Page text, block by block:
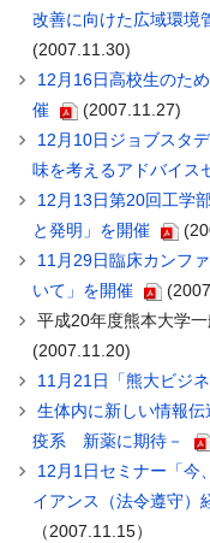
改善に向けた広域環境
(2007.11.30)
12月16日高校生のた
催
(2007.11.27)
12月10日ジョブスタ
味を考えるアドバイス
12月13日第20回工学
と発明」を開催
11月29日臨床カンフ
いて」を開催
平成20年度熊本大学
(2007.11.20)
11月21日「熊大ビジ
生体内に新しい情報
疫系 新薬に期待－
12月1日セミナー「今
イアンス（法令遵守
（2007.11.15）